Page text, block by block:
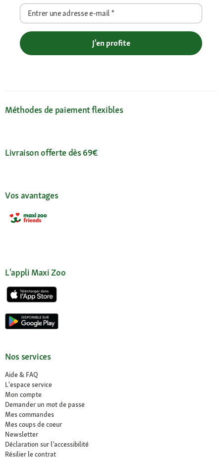
Entrer une adresse e-mail*
J'en profite
Méthodes de paiement flexibles
Livraison offerte dès 69€
Vos avantages
L'appli Maxi Zoo
Nos services
Aide & FAQ
L'espace service
Mon compte
Demander un mot de passe
Mes commandes
Mes coups de coeur
Newsletter
Déclaration sur l’accessibilité
Résilier le contrat